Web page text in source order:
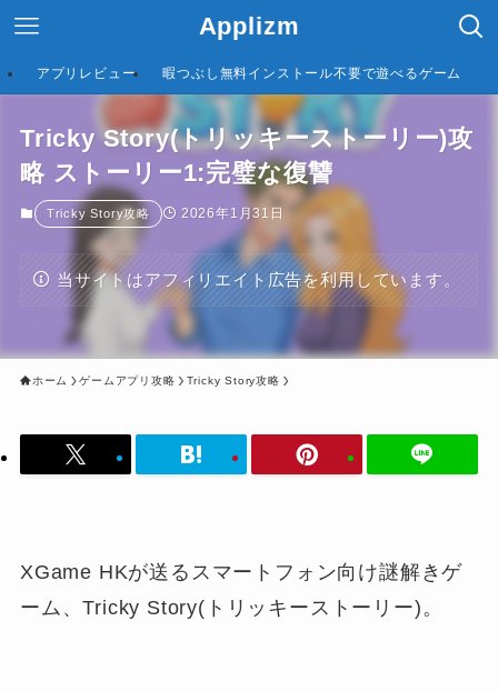
Applizm
アプリレビュー 暇つぶし無料インストール不要で遊べるゲーム
Tricky Story(トリッキーストーリー)攻
略 ストーリー1:完璧な復讐
Tricky Story攻略 2026年1月31日
当サイトはアフィリエイト広告を利用しています。
ホーム ゲームアプリ攻略 Tricky Story攻略
XGame HKが送るスマートフォン向け謎解きゲ
ーム、Tricky Story(トリッキーストーリー)。